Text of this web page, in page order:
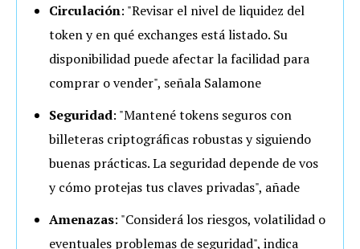
Circulación: "Revisar el nivel de liquidez del
token y en qué exchanges está listado. Su
disponibilidad puede afectar la facilidad para
comprar o vender", señala Salamone
Seguridad: "Mantené tokens seguros con
billeteras criptográficas robustas y siguiendo
buenas prácticas. La seguridad depende de vos
y cómo protejas tus claves privadas", añade
Amenazas: "Considerá los riesgos, volatilidad o
eventuales problemas de seguridad", indica